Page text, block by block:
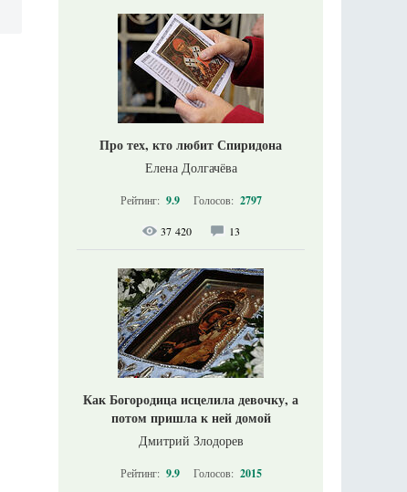
Про тех, кто любит Спиридона
Елена Долгачёва
Рейтинг: 9.9 Голосов: 2797
37 420 13
Как Богородица исцелила девочку, а
потом пришла к ней домой
Дмитрий Злодорев
Рейтинг: 9.9 Голосов: 2015